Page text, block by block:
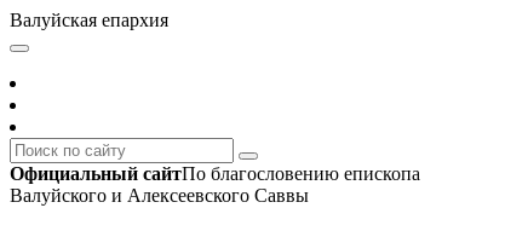
Валуйская епархия
Официальный сайтПо благословению епископа
Валуйского и Алексеевского Саввы